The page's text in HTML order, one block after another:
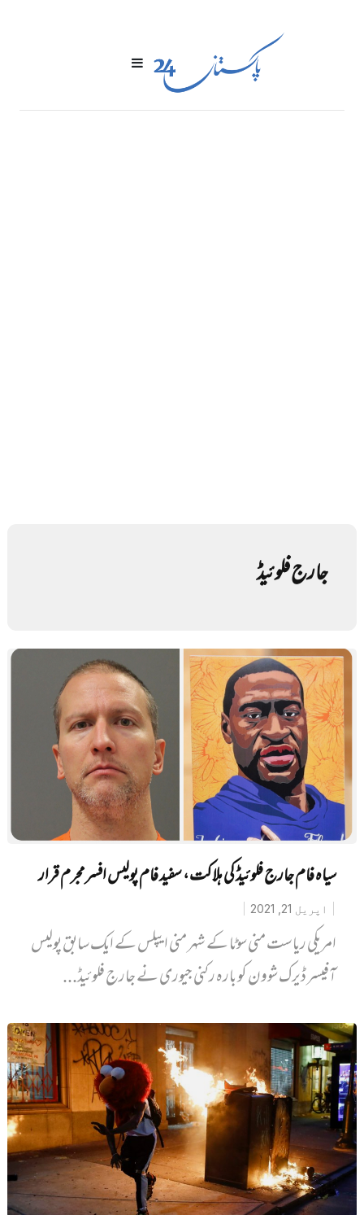
جارج فلوئیڈ
سیاہ فام جارج فلوئیڈ کی ہلاکت، سفید فام پولیس افسر مجرم قرار
اپریل 21, 2021
امریکی ریاست منی سوٹا کے شہر منی ایپلس کے ایک سابق پولیس
آفیسر ڈیرک شوون کو بارہ رکنی جیوری نے جارج فلوئیڈ...